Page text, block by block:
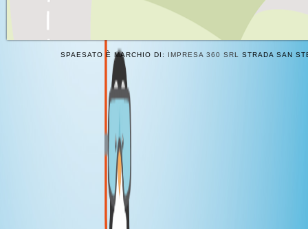
SPAESATO È MARCHIO DI: IMPRESA 360 SRL STRADA SAN